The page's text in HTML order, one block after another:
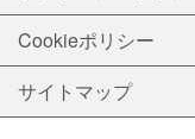
Cookieポリシー
サイトマップ